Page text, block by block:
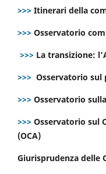
>>> Itinerari della
>>> Osservatorio
>>> La transizione:
>>> Osservatorio sul
>>> Osservatorio
>>> Osservatorio sul
(OCA)
Giurisprudenza delle